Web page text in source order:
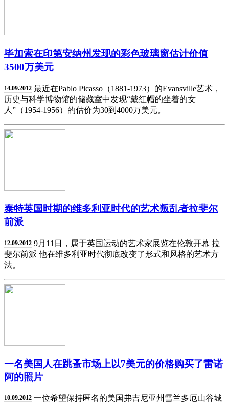
毕加索在印第安纳州发现的彩色玻璃窗估计价值
3500万美元
14.09.2012 最近在Pablo Picasso（1881-1973）的Evansville艺术，
历史与科学博物馆的储藏室中发现“戴红帽的坐着的女
人”（1954-1956）的估价为30到4000万美元。
泰特英国时期的维多利亚时代的艺术叛乱者拉斐尔
前派
12.09.2012 9月11日，属于英国运动的艺术家展览在伦敦开幕 拉
斐尔前派 他在维多利亚时代彻底改变了形式和风格的艺术方
法。
一名美国人在跳蚤市场上以7美元的价格购买了雷诺
阿的照片
10.09.2012 一位希望保持匿名的美国弗吉尼亚州雪兰多厄山谷城